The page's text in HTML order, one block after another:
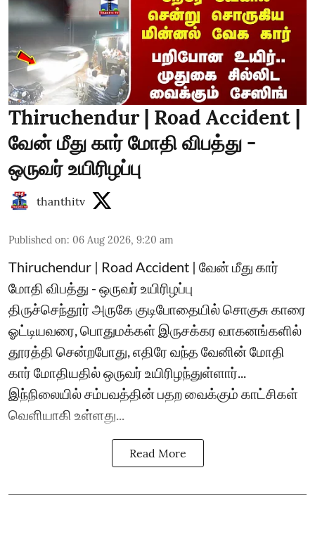
Thiruchendur | Road Accident |
வேன் மீது கார் மோதி விபத்து -
ஒருவர் உயிரிழப்பு
thanthitv
Published on: 06 Aug 2026, 9:20 am
Thiruchendur | Road Accident | வேன் மீது கார்
மோதி விபத்து - ஒருவர் உயிரிழப்பு
திருச்செந்தூர் அருகே குடிபோதையில் சொகுசு காரை
ஓட்டியவரை, பொதுமக்கள் இருசக்கர வாகனங்களில்
தூரத்தி சென்றபோது, எதிரே வந்த வேனின் மோதி
கார் மோதியதில் ஒருவர் உயிரிழந்துள்ளார்...
இந்நிலையில் சம்பவத்தின் பதற வைக்கும் காட்சிகள்
வெளியாகி உள்ளது...
Read More